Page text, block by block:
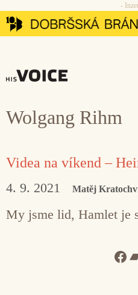
Přeskočit
na
-
Wolgang Rihm
Videa na víkend –
4. 9. 2021 Matěj
My jsme lid, Hamlet je